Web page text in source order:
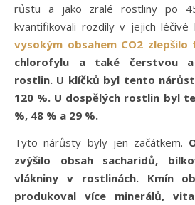
růstu a jako zralé rostliny po
kvantifikovali rozdíly v jejich léčivé
vysokým obsahem CO2
chlorofylu a také čerstvou
rostlin. U klíčků byl tento nárůst
120 %. U dospělých rostlin byl
%, 48 % a 29 %.
Tyto nárůsty byly jen začátkem.
zvýšilo obsah sacharidů,
vlákniny v rostlinách. Kmín
produkoval více minerálů,